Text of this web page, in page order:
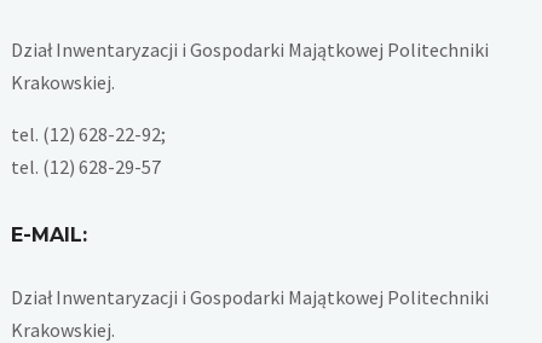
Dział Inwentaryzacji i Gospodarki Majątkowej Politechniki
Krakowskiej.
tel. (12) 628-22-92;
tel. (12) 628-29-57
E-MAIL:
Dział Inwentaryzacji i Gospodarki Majątkowej Politechniki
Krakowskiej.